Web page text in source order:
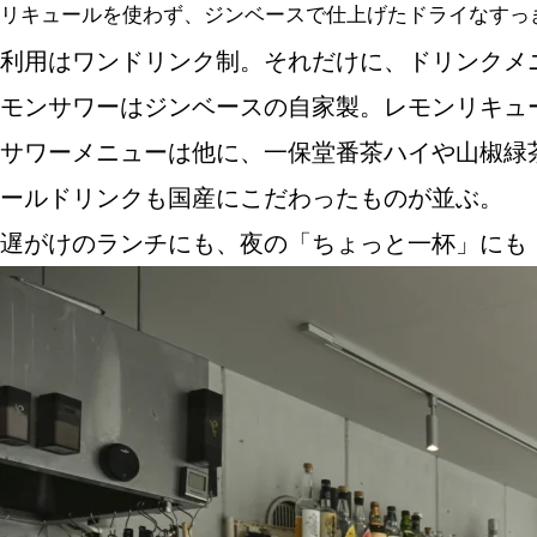
リキュールを使わず、ジンベースで仕上げたドライなす
利用はワンドリンク制。それだけに、ドリンク
モンサワーはジンベースの自家製。レモンリキ
サワーメニューは他に、一保堂番茶ハイや山椒
ールドリンクも国産にこだわったものが並ぶ。
遅がけのランチにも、夜の「ちょっと一杯」にも